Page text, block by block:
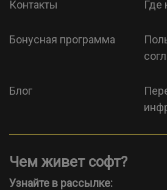
Контакты Где
Бонусная программа
Блог
Чем живет софт?
Узнайте в рассылке: